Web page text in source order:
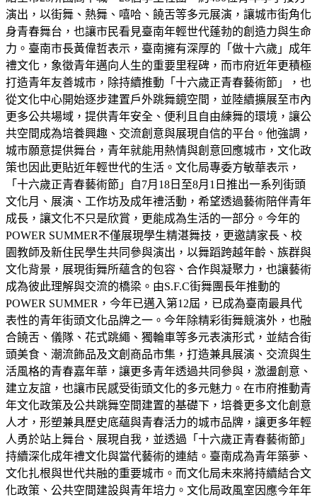
演出，以街舞、熱舞、嘻哈、饒舌等多元展演，讓城市街角化
身青春舞台，也讓市民看見臺南年輕世代蓬勃的創造力與生命
力。臺南市長黃偉哲表示，臺南擁有深厚的「做十六歲」成年
禮文化，象徵青年邁向人生的重要里程碑，而市府近年更積極
打造青年友善城市，除持續推動「十六歲正青春藝術節」，也
從文化中心開始逐步建置戶外跳舞鏡空間，並陸續擴展至市內
更多公共場域，提供青年安全、便利且自由練舞的環境，讓公
共空間成為培養興趣、交流創意與展現自信的平台。他強調，
城市願意提供舞台，青年就能用熱情與創意回應城市，文化政
策也因此更貼近年輕世代的生活。文化局專委方敏華表示，
「十六歲正青春藝術節」自7月18日至8月1日推出一系列街頭
文化月、展演、工作坊及成年禮活動，希望透過藝術陪伴青年
成長，讓文化不只是欣賞，更能成為生活的一部分。今年的
POWER SUMMER不僅展現學生精湛舞技，更邀請家長、校
園教師及新住民學生共同參與演出，以舞蹈跨越年齡、族群與
文化背景，展現街舞所蘊含的包容、合作與凝聚力，也讓藝術
成為彼此理解與交流的橋梁。由S.F.C街舞團長年推動的
POWER SUMMER，今年已邁入第12屆，已成為臺南最具代
表性的青年街頭文化品牌之一。今年除精彩街舞競演外，也融
合饒舌、儀隊、花式跳繩、獨輪車等多元表演形式，並結合街
頭美食、潮流飾品及文創商品市集，打造兼具展演、交流與生
活風格的青春嘉年華，讓更多青年透過共同參與，激盪創意、
建立友誼，也讓市民感受街頭文化的多元魅力。在市府推動青
年文化政策及公共跳舞空間建置的基礎下，培養更多文化創意
人才，形塑兼具歷史底蘊與青春活力的城市品牌，讓更多年輕
人勇於站上舞台、展現自我，並透過「十六歲正青春藝術節」
持續深化成年禮文化與當代藝術的連結。臺南成為青年築夢、
文化扎根與世代共融的重要城市。而文化局未來將持續結合文
化政策、公共空間建設與青年培力。文化局政風室因應今年年